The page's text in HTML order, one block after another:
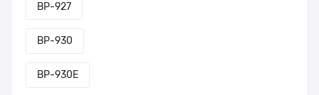
BP-927
BP-930
BP-930E